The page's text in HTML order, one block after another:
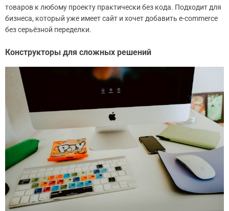
товаров к любому проекту практически без кода. Подходит для
бизнеса, который уже имеет сайт и хочет добавить e-commerce
без серьёзной переделки.
Конструкторы для сложных решений